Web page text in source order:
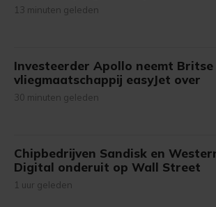
13 minuten geleden
Investeerder Apollo neemt Britse
vliegmaatschappij easyJet over
30 minuten geleden
Chipbedrijven Sandisk en
Digital onderuit op Wall Street
1 uur geleden